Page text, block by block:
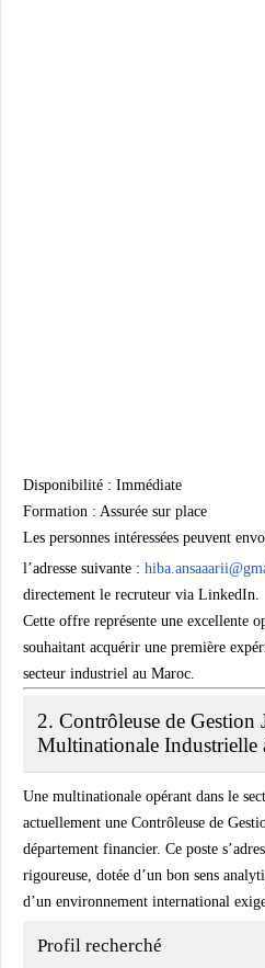
Disponibilité : Immédiate
Formation : Assurée sur place
Les personnes intéressées peuvent
l’adresse suivante :
directement le recruteur via LinkedIn.
Cette offre représente une excellente
souhaitant acquérir une première
secteur industriel au Maroc.
2. Contrôleuse de Gestion
Multinationale Industrielle
Une multinationale opérant dans le
actuellement une Contrôleuse de
département financier. Ce poste
rigoureuse, dotée d’un bon sens
d’un environnement international
Profil recherché